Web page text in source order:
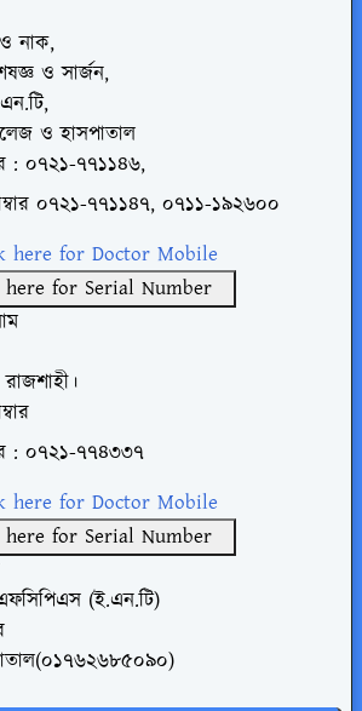
নাক,
ও সার্জন,
ও হাসপাতাল
: ০৭২১-৭৭১১৪৬,
০৭২১-৭৭১১৪৭, ০৭১১-১৯২৬০০
here for Doctor Mobile
here for Serial Number
: ০৭২১-৭৭৪৩৩৭
here for Doctor Mobile
here for Serial Number
(ই.এন.টি)